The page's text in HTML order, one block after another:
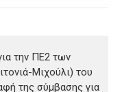
την ΠΕ2 των
Μιχούλι) του
της σύμβασης για